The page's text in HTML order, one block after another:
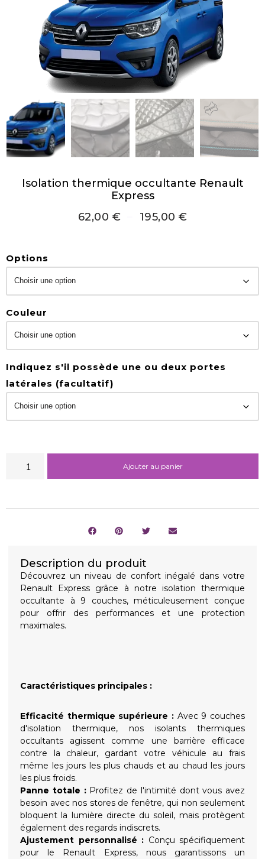
Isolation thermique occultante Renault
Express
62,00 € 195,00 €
Options
Couleur
Indiquez s'il possède une ou deux portes
latérales (facultatif)
Ajouter au panier
Description du produit
Découvrez un niveau de confort inégalé dans votre
Renault Express grâce à notre isolation thermique
occultante à 9 couches, méticuleusement conçue
pour offrir des performances et une protection
maximales.
Caractéristiques principales :
Efficacité thermique supérieure : Avec 9 couches
d'isolation thermique, nos isolants thermiques
occultants agissent comme une barrière efficace
contre la chaleur, gardant votre véhicule au frais
même les jours les plus chauds et au chaud les jours
les plus froids.
Panne totale :Profitez de l'intimité dont vous avez
besoin avec nos stores de fenêtre, qui non seulement
bloquent la lumière directe du soleil, mais protègent
également des regards indiscrets.
Ajustement personnalisé : Conçu spécifiquement
pour le Renault Express, nous garantissons un